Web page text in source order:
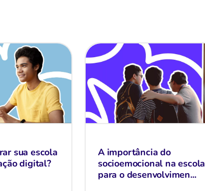
sua escola
digital?
A importância do
socioemocional na escola
para o desenvolvimen...